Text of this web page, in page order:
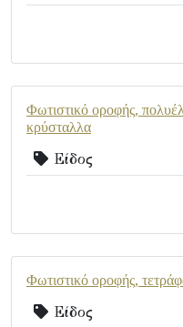
Φωτιστικό οροφής,
κρύσταλλα
Είδος
Φωτιστικό οροφής,
Είδος